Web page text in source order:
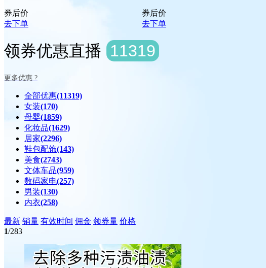
券后价
去下单
券后价
去下单
领券优惠直播 11319
更多优惠 ?
全部优惠(11319)
女装(170)
母婴(1859)
化妆品(1629)
居家(2296)
鞋包配饰(143)
美食(2743)
文体车品(959)
数码家电(257)
男装(130)
内衣(258)
最新 销量 有效时间 佣金 领券量 价格
1/283